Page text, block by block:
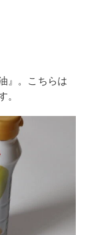
』。こちらは
。